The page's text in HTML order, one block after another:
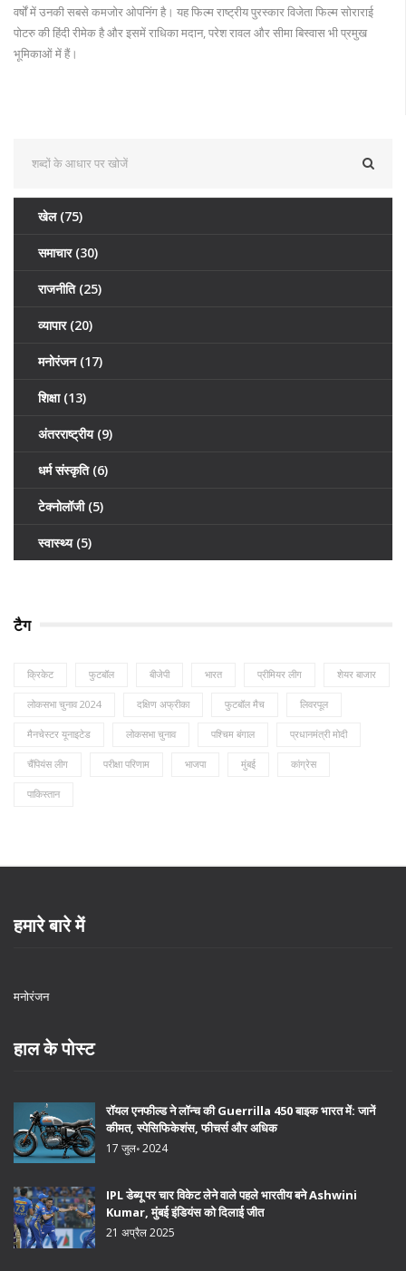
वर्षों में उनकी सबसे कमजोर ओपनिंग है। यह फिल्म राष्ट्रीय पुरस्कार विजेता फिल्म सोराराई
पोटरु की हिंदी रीमेक है और इसमें राधिका मदान, परेश रावल और सीमा बिस्वास भी प्रमुख
भूमिकाओं में हैं।
खेल (75)
समाचार (30)
राजनीति (25)
व्यापार (20)
मनोरंजन (17)
शिक्षा (13)
अंतरराष्ट्रीय (9)
धर्म संस्कृति (6)
टेक्नोलॉजी (5)
स्वास्थ्य (5)
टैग
क्रिकेट फुटबॉल बीजेपी भारत प्रीमियर लीग शेयर बाजार
लोकसभा चुनाव 2024 दक्षिण अफ्रीका फुटबॉल मैच लिवरपूल
मैनचेस्टर यूनाइटेड लोकसभा चुनाव पश्चिम बंगाल प्रधानमंत्री मोदी
चैंपियंस लीग परीक्षा परिणाम भाजपा मुंबई कांग्रेस
पाकिस्तान
हमारे बारे में
मनोरंजन
हाल के पोस्ट
रॉयल एनफील्ड ने लॉन्च की Guerrilla 450 बाइक भारत में: जानें
कीमत, स्पेसिफिकेशंस, फीचर्स और अधिक
17 जुल॰ 2024
IPL डेब्यू पर चार विकेट लेने वाले पहले भारतीय बने Ashwini
Kumar, मुंबई इंडियंस को दिलाई जीत
21 अप्रैल 2025